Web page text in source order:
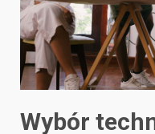
Wybór